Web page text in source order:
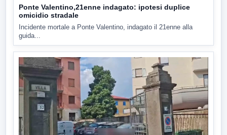
Ponte Valentino,21enne indagato: ipotesi duplice
omicidio stradale
Incidente mortale a Ponte Valentino, indagato il 21enne alla
guida...